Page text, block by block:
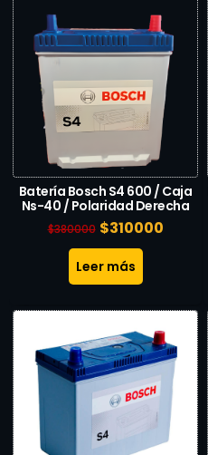
Batería Bosch S4 600 / Caja
Ns-40 / Polaridad Derecha
$380000 $310000
Leer más